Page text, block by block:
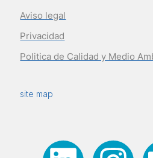
Aviso legal
Privacidad
Politica de Calidad y Medio
site map